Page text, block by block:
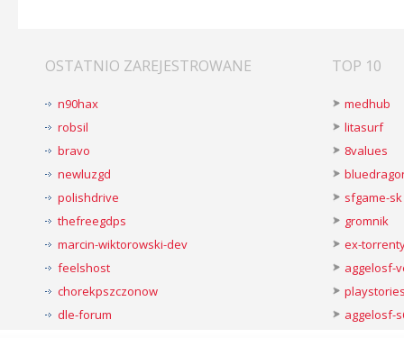
OSTATNIO ZAREJESTROWANE
n90hax
robsil
bravo
newluzgd
polishdrive
thefreegdps
marcin-wiktorowski-dev
feelshost
chorekpszczonow
dle-forum
TOP 10
medhub
litasurf
8values
sfgame-sk
gromnik
ex-
aggelosf-
aggelosf-